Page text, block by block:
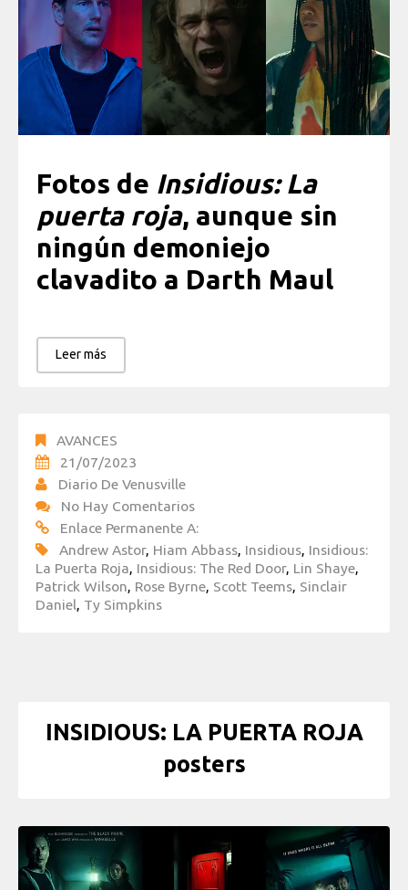
Fotos de Insidious: La
puerta roja, aunque sin
ningún demoniejo
clavadito a Darth Maul
Leer más
AVANCES
21/07/2023
Diario De Venusville
No Hay Comentarios
Enlace Permanente A:
Andrew Astor, Hiam Abbass, Insidious, Insidious:
La Puerta Roja, Insidious: The Red Door, Lin Shaye,
Patrick Wilson, Rose Byrne, Scott Teems, Sinclair
Daniel, Ty Simpkins
INSIDIOUS: LA PUERTA ROJA
posters